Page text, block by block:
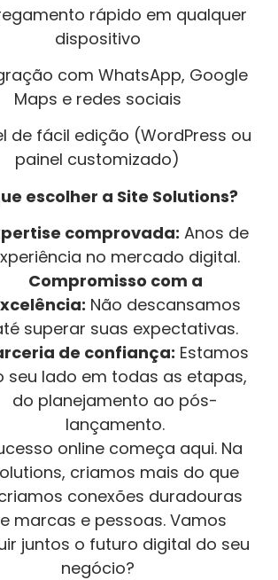
rápido em qualquer
dispositivo
com WhatsApp, Google
Maps e redes sociais
de fácil edição (WordPress ou
painel customizado)
escolher a Site Solutions?
comprovada: Anos de
no mercado digital.
Compromisso com a
Não descansamos
superar suas expectativas.
de confiança: Estamos
seu lado em todas as etapas,
do planejamento ao pós-
lançamento.
online começa aqui. Na
criamos mais do que
conexões duradouras
marcas e pessoas. Vamos
juntos o futuro digital do seu
negócio?